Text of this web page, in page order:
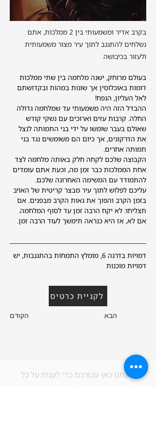
בקרב אדיר ומשמעותי בין 2 ממלכות, אתם
נשלחים להתגנב לתוך עיר מצור משמעותית
ולעזור בכיבושה
בעולם מרוחק, ישנה מלחמה בין שתי ממלכות
דומות באוכלוסין אך שונות במהות ובקדושתם
לאל העליון, הנפח!
ההבדל הזה היה משמעותי עד שמלחמה גדולה
החלה. קרבות עזים וארוכים עם נשקי קודש
שאולם בעבר שומשו על ידי בני התמותה לנצל
את הדרקונים, אך כיום הם משומשים נגד בני
תמותה אחרים.
הקבוצה שלכם לקחה חלק באותה מלחמה לצד
אחת הממלכות כבר זמן מה, וכעת אתם עומדים
להתמודד עם המשימה האחרונה שלכם.
עליכם לפלוש לתוך עיר מבצר קריטית של האויב
בזמן הקרב והפוך את גאות הקרב מבפנים. אם
תצליחו: לא יקח הרבה זמן עד לסוף המלחמה.
אם לא, אז היא כנראה תימשך לעוד הרבה זמן.
דמויות בדרגה 6, מומלץ התמחות בהתגנבות, יש
דמויות מוכנות
לקניית כרטיס
הקודם הבא
אנחנו כאן עבורכם כדי לענות על כל
שאלה או משוב שיש לכם. נשמח אם תפנו